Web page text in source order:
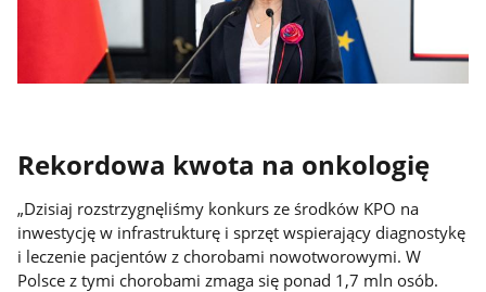
Rekordowa kwota na onkologię
„Dzisiaj rozstrzygnęliśmy konkurs ze środków KPO na
inwestycję w infrastrukturę i sprzęt wspierający diagnostykę
i leczenie pacjentów z chorobami nowotworowymi. W
Polsce z tymi chorobami zmaga się ponad 1,7 mln osób.